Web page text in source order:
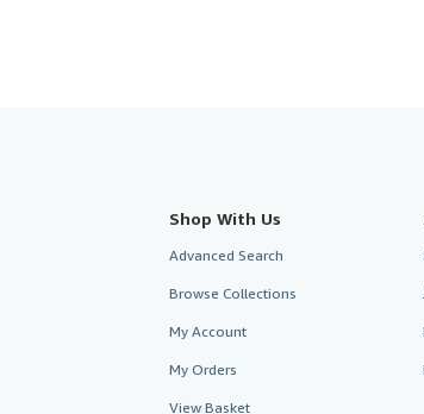
Shop With Us
Advanced Search
Browse Collections
My Account
My Orders
View Basket